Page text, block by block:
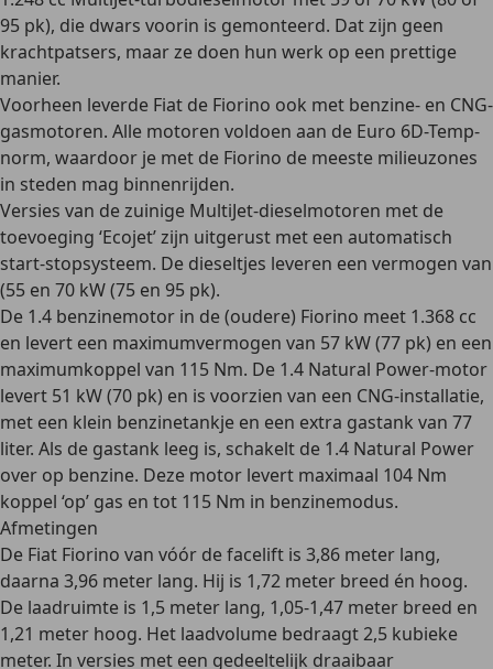
95 pk), die dwars voorin is gemonteerd. Dat zijn geen
krachtpatsers, maar ze doen hun werk op een prettige
manier.
Voorheen leverde Fiat de Fiorino ook met benzine- en CNG-
gasmotoren. Alle motoren voldoen aan de Euro 6D-Temp-
norm, waardoor je met de Fiorino de meeste milieuzones
in steden mag binnenrijden.
Versies van de zuinige MultiJet-dieselmotoren met de
toevoeging ‘Ecojet’zijn uitgerust met een automatisch
start-stopsysteem. De dieseltjes leveren een vermogen van
(55 en 70 kW (75 en 95 pk).
De 1.4 benzinemotor in de (oudere) Fiorino meet 1.368 cc
en levert een maximumvermogen van 57 kW (77 pk) en een
maximumkoppel van 115 Nm. De 1.4 Natural Power-motor
levert 51 kW (70 pk) en is voorzien van een CNG-installatie,
met een klein benzinetankje en een extra gastank van 77
liter. Als de gastank leeg is, schakelt de 1.4 Natural Power
over op benzine. Deze motor levert maximaal 104 Nm
koppel ‘op’ gas en tot 115 Nm in benzinemodus.
Afmetingen
De Fiat Fiorino van vóór de facelift is 3,86 meter lang,
daarna 3,96 meter lang. Hij is 1,72 meter breed én hoog.
De laadruimte is 1,5 meter lang, 1,05-1,47 meter breed en
1,21 meter hoog. Het laadvolume bedraagt 2,5 kubieke
meter. In versies met een gedeeltelijk draaibaar